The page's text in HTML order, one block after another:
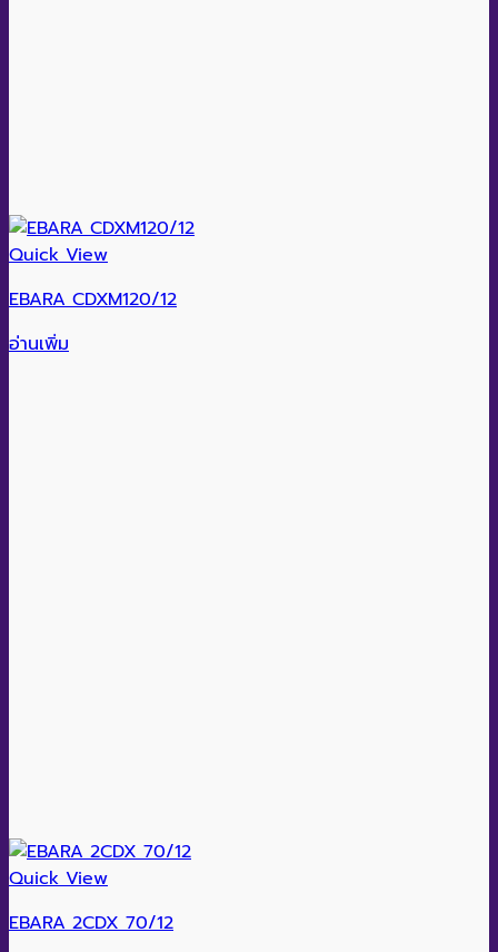
Quick View
EBARA CDXM120/12
อ่านเพิ่ม
Quick View
EBARA 2CDX 70/12